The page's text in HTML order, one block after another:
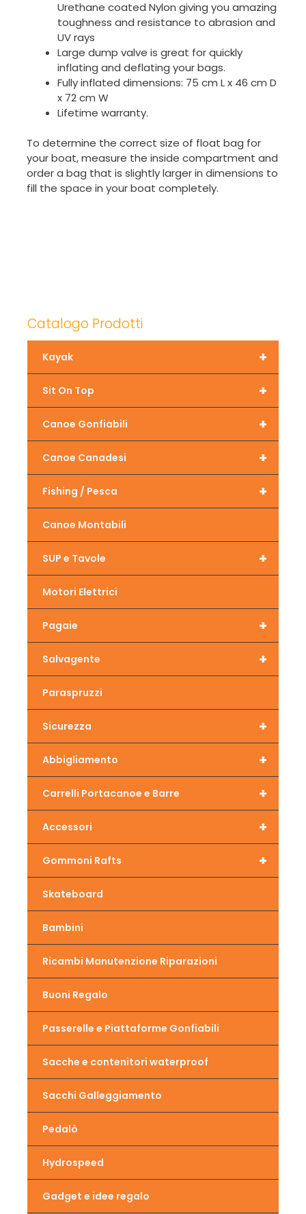
Urethane coated Nylon giving you amazing
toughness and resistance to abrasion and
UV rays
Large dump valve is great for quickly
inflating and deflating your bags.
Fully inflated dimensions: 75 cm L x 46 cm D
x 72 cm W
Lifetime warranty.
To determine the correct size of float bag for
your boat, measure the inside compartment and
order a bag that is slightly larger in dimensions to
fill the space in your boat completely.
Catalogo Prodotti
+
Kayak
+
Sit On Top
+
Canoe Gonfiabili
+
Canoe Canadesi
+
Fishing / Pesca
Canoe Montabili
+
SUP e Tavole
Motori Elettrici
+
Pagaie
+
Salvagente
Paraspruzzi
+
Sicurezza
+
Abbigliamento
+
Carrelli Portacanoe e Barre
+
Accessori
+
Gommoni Rafts
Skateboard
Bambini
Ricambi Manutenzione Riparazioni
Buoni Regalo
Passerelle e Piattaforme Gonfiabili
Sacche e contenitori waterproof
Sacchi Galleggiamento
Pedalò
Hydrospeed
Gadget e idee regalo